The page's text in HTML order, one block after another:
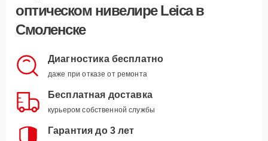
оптическом нивелире Leica в
Смоленске
Диагностика бесплатно
даже при отказе от ремонта
Бесплатная доставка
курьером собственной службы
Гарантия до 3 лет